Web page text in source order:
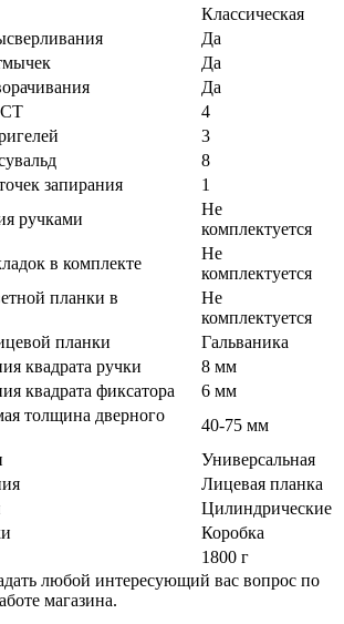
Классическая
Да
Да
Да
4
3
8
запирания
1
ручками
Не
комплектуется
в комплекте
Не
комплектуется
планки в
Не
комплектуется
планки
Гальваника
квадрата ручки
8 мм
квадрата фиксатора
6 мм
толщина дверного
40-75 мм
Универсальная
Лицевая планка
Цилиндрические
Коробка
1800 г
любой интересующий вас вопрос по
магазина.